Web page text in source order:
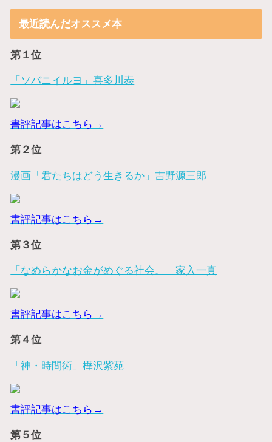
最近読んだオススメ本
第１位
「ソバニイルヨ」喜多川泰
書評記事はこちら→
第２位
漫画「君たちはどう生きるか」吉野源三郎
書評記事はこちら→
第３位
「なめらかなお金がめぐる社会。」家入一真
書評記事はこちら→
第４位
「神・時間術」樺沢紫苑
書評記事はこちら→
第５位